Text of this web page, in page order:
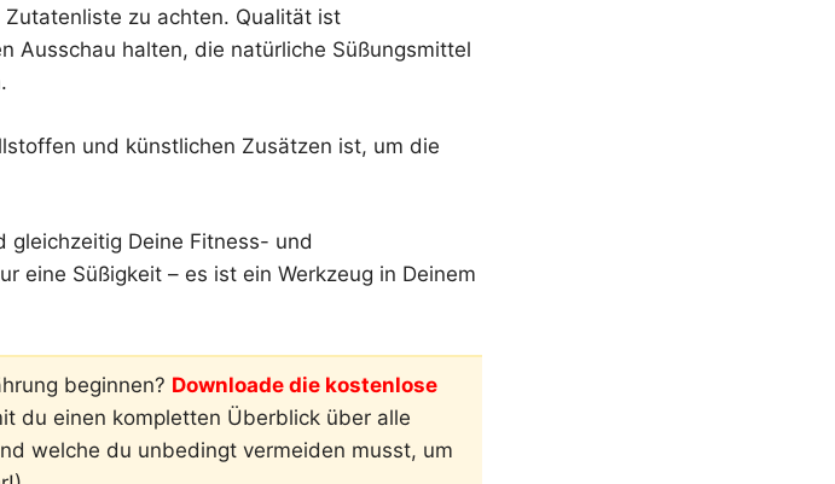
zu achten. Qualität ist
Ausschau halten, die natürliche Süßungsmittel
und künstlichen Zusätzen ist, um die
gleichzeitig Deine Fitness- und
eine Süßigkeit – es ist ein Werkzeug in Deinem
beginnen? Downloade die kostenlose
du einen kompletten Überblick über alle
welche du unbedingt vermeiden musst, um